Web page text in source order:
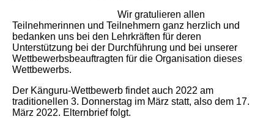
Wir gratulieren allen
Teilnehmerinnen und Teilnehmern ganz herzlich und
bedanken uns bei den Lehrkräften für deren
Unterstützung bei der Durchführung und bei unserer
Wettbewerbsbeauftragten für die Organisation dieses
Wettbewerbs.
Der Känguru-Wettbewerb findet auch 2022 am
traditionellen 3. Donnerstag im März statt, also dem 17.
März 2022. Elternbrief folgt.